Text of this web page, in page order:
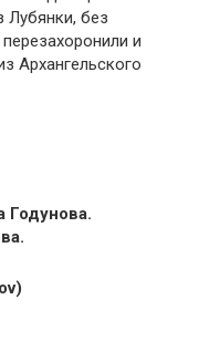
Лубянки, без
и
Архангельского
Годунова.